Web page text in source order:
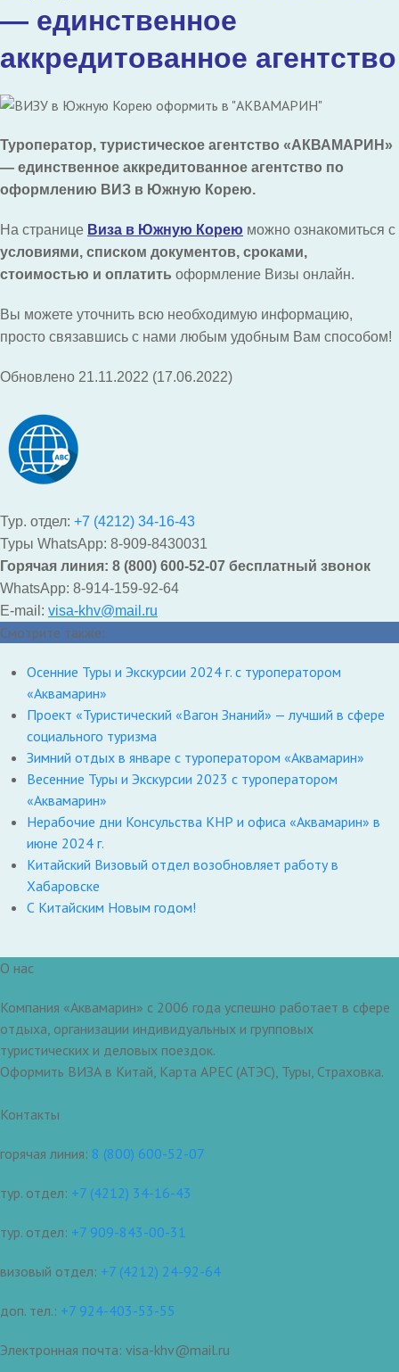
— единственное
аккредитованное агентство
Туроператор, туристическое агентство «АКВАМАРИН»
— единственное аккредитованное агентство по
оформлению ВИЗ в Южную Корею.
На странице Виза в Южную Корею можно ознакомиться с
условиями, списком документов, сроками,
стоимостью и оплатить оформление Визы онлайн.
Вы можете уточнить всю необходимую информацию,
просто связавшись с нами любым удобным Вам способом!
Обновлено 21.11.2022 (17.06.2022)
Тур. отдел: +7 (4212) 34-16-43
Туры WhatsApp: 8-909-8430031
Горячая линия: 8 (800) 600-52-07 бесплатный звонок
WhatsApp: 8-914-159-92-64
E-mail: visa-khv@mail.ru
Смотрите также:
Осенние Туры и Экскурсии 2024 г. с туроператором
«Аквамарин»
Проект «Туристический «Вагон Знаний» — лучший в сфере
социального туризма
Зимний отдых в январе с туроператором «Аквамарин»
Весенние Туры и Экскурсии 2023 с туроператором
«Аквамарин»
Нерабочие дни Консульства КНР и офиса «Аквамарин» в
июне 2024 г.
Китайский Визовый отдел возобновляет работу в
Хабаровске
С Китайским Новым годом!
О нас
Компания «Аквамарин» с 2006 года успешно работает в сфере
отдыха, организации индивидуальных и групповых
туристических и деловых поездок.
Оформить ВИЗА в Китай, Карта APEC (АТЭС), Туры, Страховка.
Контакты
горячая линия: 8 (800) 600-52-07
тур. отдел: +7 (4212) 34-16-43
тур. отдел: +7 909-843-00-31
визовый отдел: +7 (4212) 24-92-64
доп. тел.: +7 924-403-53-55
Электронная почта: visa-khv@mail.ru